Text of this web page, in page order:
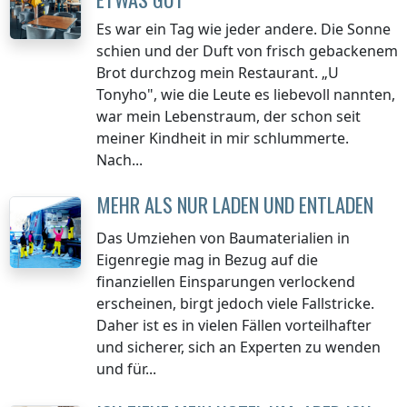
Es war ein Tag wie jeder andere. Die Sonne
schien und der Duft von frisch gebackenem
Brot durchzog mein Restaurant. „U
Tonyho", wie die Leute es liebevoll nannten,
war mein Lebenstraum, der schon seit
meiner Kindheit in mir schlummerte.
Nach...
MEHR ALS NUR LADEN UND ENTLADEN
Das Umziehen von Baumaterialien in
Eigenregie mag in Bezug auf die
finanziellen Einsparungen verlockend
erscheinen, birgt jedoch viele Fallstricke.
Daher ist es in vielen Fällen vorteilhafter
und sicherer, sich an Experten zu wenden
und für...